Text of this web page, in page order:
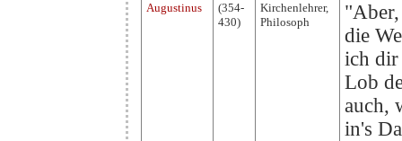
Augustinus
(354-
430)
Kirchenlehrer,
Philosoph
die
ich dir
Lob
auch,
in's